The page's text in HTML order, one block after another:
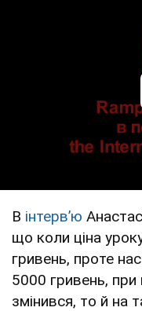
В інтервʼю
що коли ціна
гривень, проте
5000 гривень,
змінився, то й на